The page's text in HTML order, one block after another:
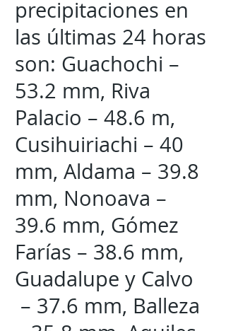
precipitaciones en
las últimas 24 horas
son: Guachochi –
53.2 mm, Riva
Palacio – 48.6 m,
Cusihuiriachi – 40
mm, Aldama – 39.8
mm, Nonoava –
39.6 mm, Gómez
Farías – 38.6 mm,
Guadalupe y Calvo
– 37.6 mm, Balleza